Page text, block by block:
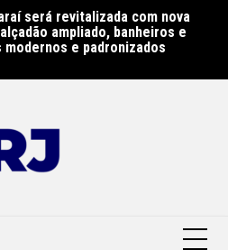
será revitalizada com nova
ampliado, banheiros e
modernos e padronizados